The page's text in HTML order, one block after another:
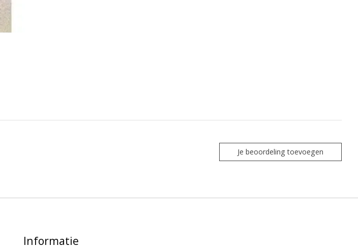
Je beoordeling toevoegen
Informatie